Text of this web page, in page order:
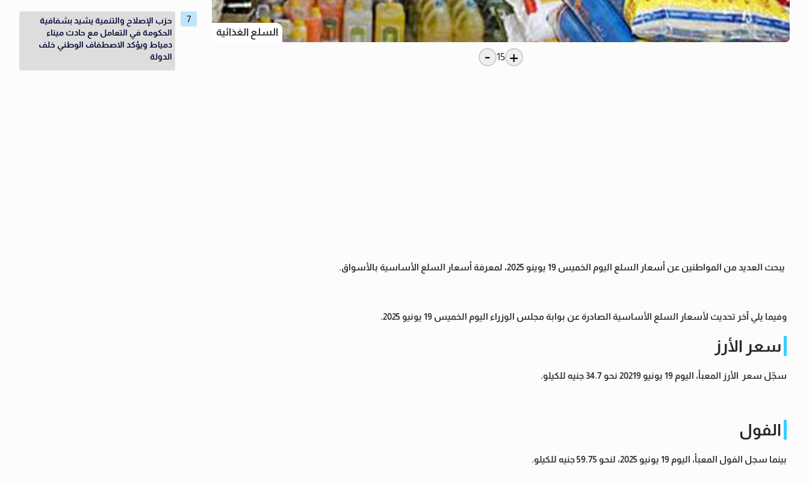
السلع الغذائية
+
15
-
يبحث العديد من المواطنين عن أسعار السلع اليوم الخميس 19 يوينو 2025، لمعرفة أسعار السلع الأساسية بالأسواق.
وفيما يلي آخر تحديث لأسعار السلع الأساسية الصادرة عن بوابة مجلس الوزراء اليوم الخميس 19 يونيو 2025.
سعر الأرز
سجّل سعر الأرز المعبأ، اليوم 19 يونيو 20219 نحو 34.7 جنيه للكيلو.
الفول
بينما سجل الفول المعبأ، اليوم 19 يونيو 2025، لنحو 59.75 جنيه للكيلو.
حزب الإصلاح والتنمية يشيد بشفافية
الحكومة في التعامل مع حادث ميناء
دمياط ويؤكد الاصطفاف الوطني خلف
الدولة